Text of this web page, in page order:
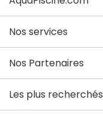
Nos services
Nos Partenaires
Les plus recherchés